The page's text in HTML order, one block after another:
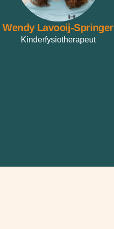
Wendy Lavooij-Springer
Kinderfysiotherapeut